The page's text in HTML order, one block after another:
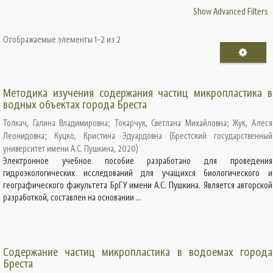
Show Advanced Filters
Отображаемые элементы 1-2 из 2
Методика изучения содержания частиц микропластика в
водных объектах города Бреста
Толкач, Галина Владимировна; Токарчук, Светлана Михайловна;Жук, Алеся
Леонидовна; Куцко, Кристина Эдуардовна (Брестский государственный
университет имени А.С. Пушкина, 2020)
Электронное учебное пособие разработано для проведения
гидроэкологических исследований для учащихся биологического и
географического факультета БрГУ имени А.С. Пушкина. Является авторской
разработкой, составлен на основании ...
Содержание частиц микропластика в водоемах города
Бреста